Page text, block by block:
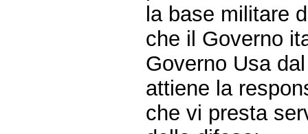
la base militare
che il Governo
Governo Usa
attiene la
che vi presta